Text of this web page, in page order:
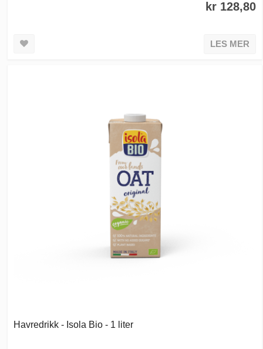
kr 128,80
LES MER
Havredrikk - Isola Bio - 1 liter